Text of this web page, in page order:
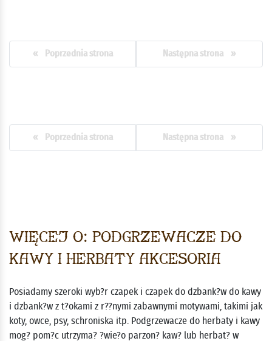
Więcej o: Podgrzewacze do
kawy i herbaty Akcesoria
Posiadamy szeroki wyb?r czapek i czapek do dzbank?w do kawy
i dzbank?w z t?okami z r??nymi zabawnymi motywami, takimi jak
koty, owce, psy, schroniska itp. Podgrzewacze do herbaty i kawy
mog? pom?c utrzyma? ?wie?o parzon? kaw? lub herbat? w
« Poprzednia strona Następna strona »
« Poprzednia strona Następna strona »